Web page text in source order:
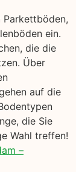
Parkettböden,
ein.
die die
Über
auf die
die Sie
Wahl treffen!
–